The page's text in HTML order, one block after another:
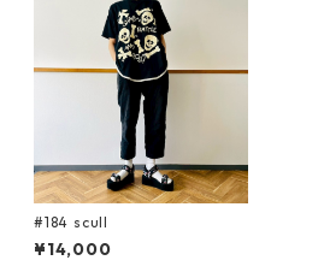
#184 scull
¥14,000